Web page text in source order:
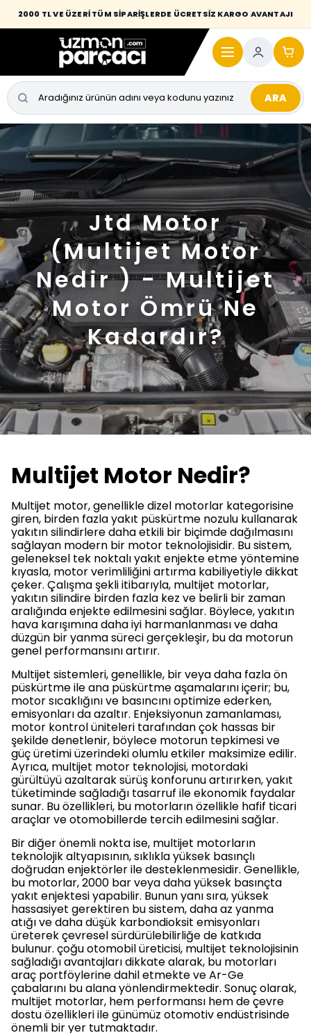
2000 TL VE ÜZERİ TÜM SİPARİŞLERDE ÜCRETSİZ KARGO AVANTAJI
ARA
Jtd Motor
(Multijet Motor
Nedir ) - Multijet
Motor Ömrü Ne
Kadardır?
Multijet Motor Nedir?
Multijet motor, genellikle dizel motorlar kategorisine
giren, birden fazla yakıt püskürtme nozulu kullanarak
yakıtın silindirlere daha etkili bir biçimde dağılmasını
sağlayan modern bir motor teknolojisidir. Bu sistem,
geleneksel tek noktalı yakıt enjekte etme yöntemine
kıyasla, motor verimliliğini artırma kabiliyetiyle dikkat
çeker. Çalışma şekli itibarıyla, multijet motorlar,
yakıtın silindire birden fazla kez ve belirli bir zaman
aralığında enjekte edilmesini sağlar. Böylece, yakıtın
hava karışımına daha iyi harmanlanması ve daha
düzgün bir yanma süreci gerçekleşir, bu da motorun
genel performansını artırır.
Multijet sistemleri, genellikle, bir veya daha fazla ön
püskürtme ile ana püskürtme aşamalarını içerir; bu,
motor sıcaklığını ve basıncını optimize ederken,
emisyonları da azaltır. Enjeksiyonun zamanlaması,
motor kontrol üniteleri tarafından çok hassas bir
şekilde denetlenir, böylece motorun tepkimesi ve
güç üretimi üzerindeki olumlu etkiler maksimize edilir.
Ayrıca, multijet motor teknolojisi, motordaki
gürültüyü azaltarak sürüş konforunu artırırken, yakıt
tüketiminde sağladığı tasarruf ile ekonomik faydalar
sunar. Bu özellikleri, bu motorların özellikle hafif ticari
araçlar ve otomobillerde tercih edilmesini sağlar.
Bir diğer önemli nokta ise, multijet motorların
teknolojik altyapısının, sıklıkla yüksek basınçlı
doğrudan enjektörler ile desteklenmesidir. Genellikle,
bu motorlar, 2000 bar veya daha yüksek basınçta
yakıt enjektesi yapabilir. Bunun yanı sıra, yüksek
hassasiyet gerektiren bu sistem, daha az yanma
atığı ve daha düşük karbondioksit emisyonları
üreterek çevresel sürdürülebilirliğe de katkıda
bulunur. çoğu otomobil üreticisi, multijet teknolojisinin
sağladığı avantajları dikkate alarak, bu motorları
araç portföylerine dahil etmekte ve Ar-Ge
çabalarını bu alana yönlendirmektedir. Sonuç olarak,
multijet motorlar, hem performansı hem de çevre
dostu özellikleri ile günümüz otomotiv endüstrisinde
önemli bir yer tutmaktadır.